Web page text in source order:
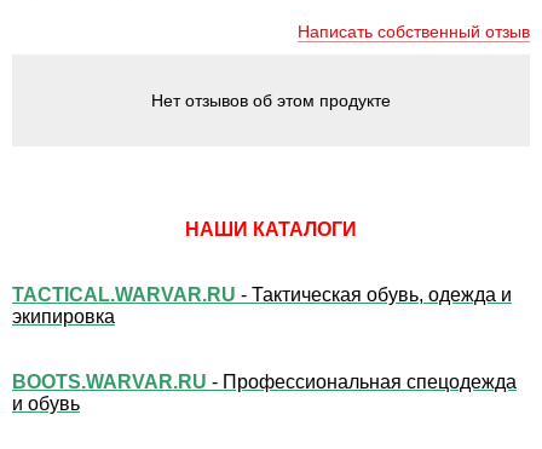
Написать собственный отзыв
Нет отзывов об этом продукте
НАШИ КАТАЛОГИ
TACTICAL.WARVAR.RU - Тактическая обувь, одежда и
экипировка
BOOTS.WARVAR.RU - Профессиональная спецодежда
и обувь